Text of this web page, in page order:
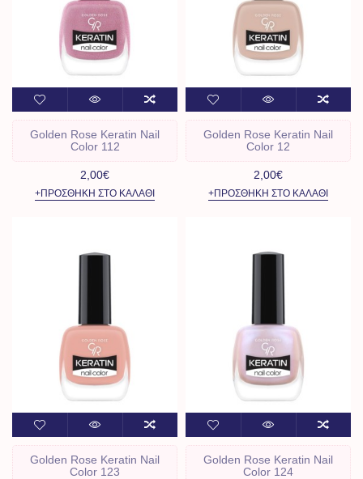
Golden Rose Keratin Nail
Color 112
2,00€
+ΠΡΟΣΘΉΚΗ ΣΤΟ ΚΑΛΆΘΙ
Golden Rose Keratin Nail
Color 12
2,00€
+ΠΡΟΣΘΉΚΗ ΣΤΟ ΚΑΛΆΘΙ
Golden Rose Keratin Nail
Color 123
Golden Rose Keratin Nail
Color 124